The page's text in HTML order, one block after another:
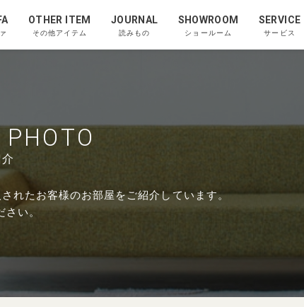
OTHER ITEM
その他アイテム
JOURNAL
読みもの
SHOWROOM
ショールーム
SERVICE
サービス
れたお客様のお部屋をご紹介しています。
い。